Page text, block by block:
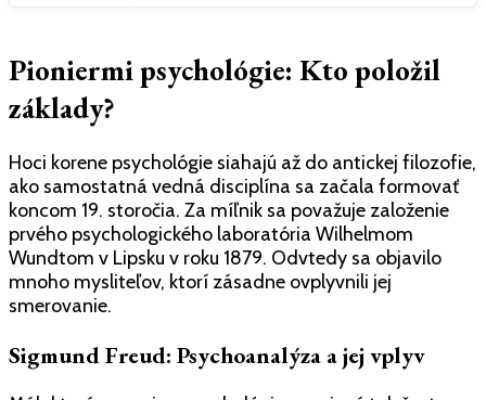
Pioniermi psychológie: Kto položil
základy?
Hoci korene psychológie siahajú až do antickej filozofie,
ako samostatná vedná disciplína sa začala formovať
koncom 19. storočia. Za míľnik sa považuje založenie
prvého psychologického laboratória Wilhelmom
Wundtom v Lipsku v roku 1879. Odvtedy sa objavilo
mnoho mysliteľov, ktorí zásadne ovplyvnili jej
smerovanie.
Sigmund Freud: Psychoanalýza a jej vplyv